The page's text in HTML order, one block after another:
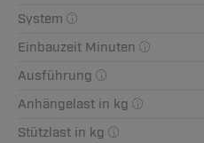
System
Einbauzeit Minuten
Ausführung
Anhängelast in kg
Stützlast in kg